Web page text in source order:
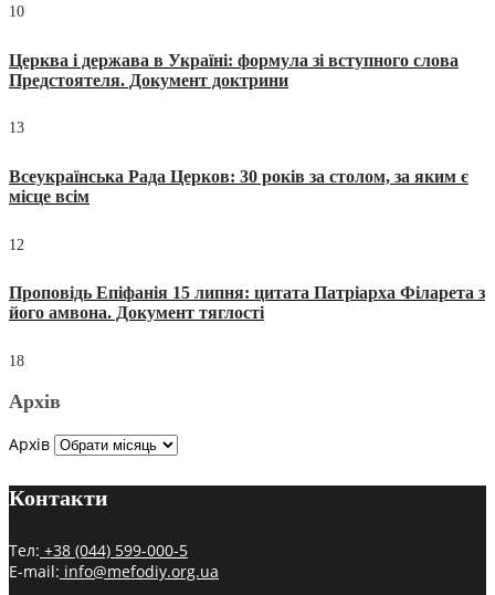
10
Церква і держава в Україні: формула зі вступного слова
Предстоятеля. Документ доктрини
13
Всеукраїнська Рада Церков: 30 років за столом, за яким є
місце всім
12
Проповідь Епіфанія 15 липня: цитата Патріарха Філарета з
його амвона. Документ тяглості
18
Архів
Архів
Контакти
Тел: +38 (044) 599-000-5
E-mail: info@mefodiy.org.ua